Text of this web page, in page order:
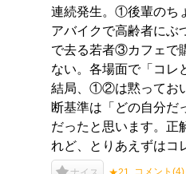
連続発生。①後輩のち
アバイクで高齢者にぶ
で去る若者③カフェで
ない。各場面で「コレ
結局、①②は黙ってお
断基準は「どの自分だ
だったと思います。正
れど、とりあえずはコ
コメント(4)